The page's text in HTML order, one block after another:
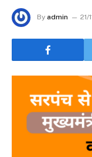
By admin 21/